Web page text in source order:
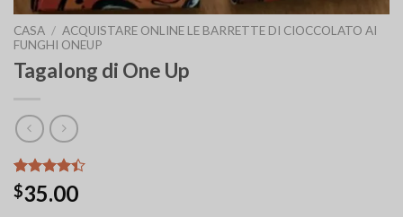
CASA / ACQUISTARE ONLINE LE BARRETTE DI CIOCCOLATO AI
FUNGHI ONEUP
Tagalong di One Up
Valutato
4.40su 5
5
$35.00